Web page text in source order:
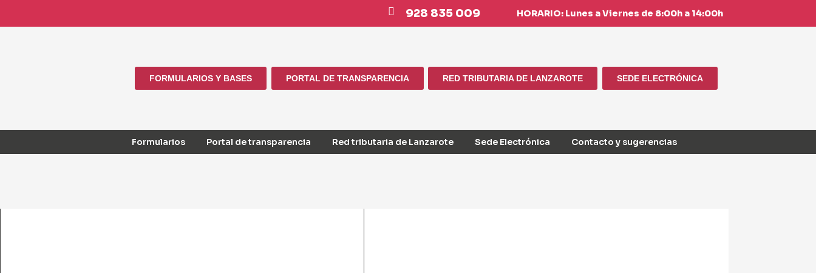
928 835 009 HORARIO: Lunes a Viernes de 8:00h a 14:00h
FORMULARIOS Y BASES PORTAL DE TRANSPARENCIA RED TRIBUTARIA DE LANZAROTE SEDE ELECTRÓNICA
Formularios Portal de transparencia Red tributaria de Lanzarote Sede Electrónica Contacto y sugerencias